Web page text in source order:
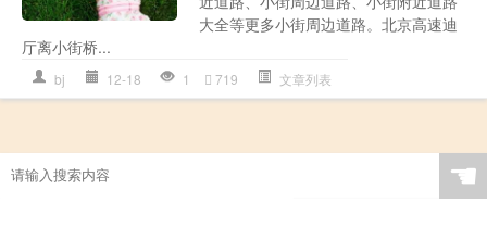
大全等更多小街周边道路。北京高速迪
厅离小街桥...
bj 12-18 1 719 文章列表
☚